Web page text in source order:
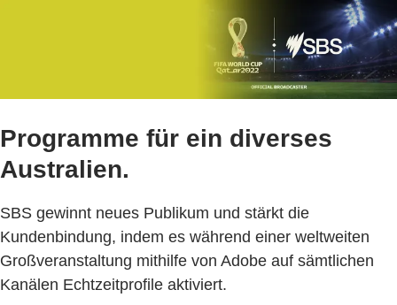
Programme für ein diverses
Australien.
SBS gewinnt neues Publikum und stärkt die
Kundenbindung, indem es während einer weltweiten
Großveranstaltung mithilfe von Adobe auf sämtlichen
Kanälen Echtzeitprofile aktiviert.